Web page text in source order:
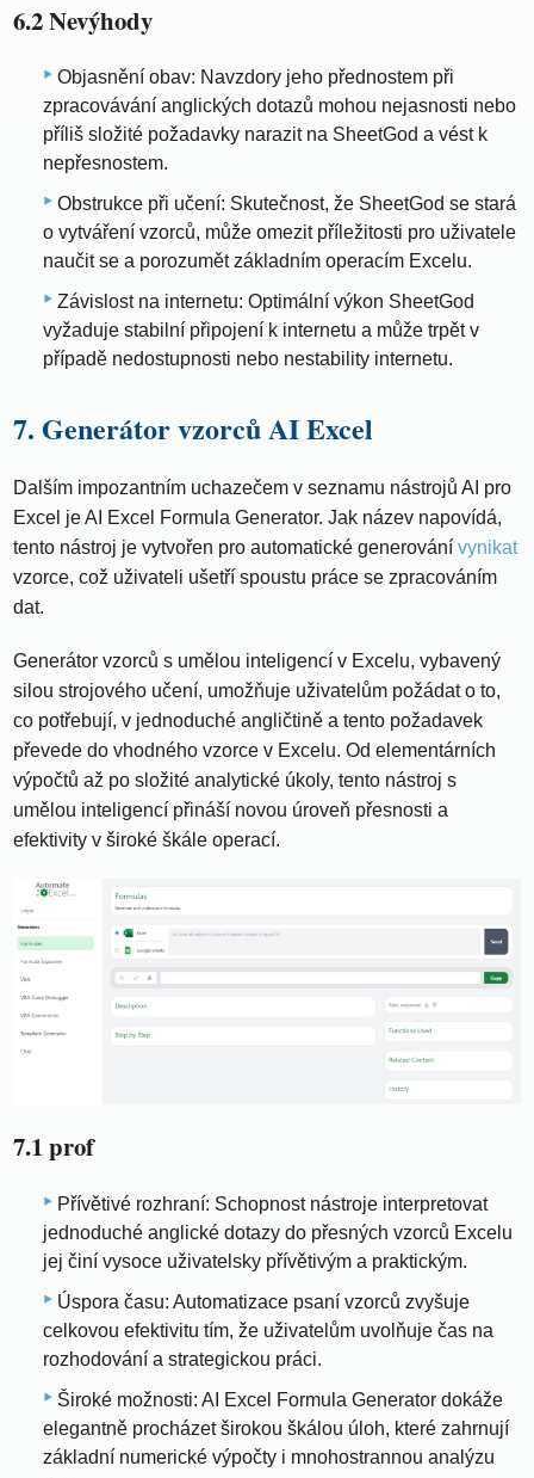
6.2 Nevýhody
Objasnění obav: Navzdory jeho přednostem při
zpracovávání anglických dotazů mohou nejasnosti nebo
příliš složité požadavky narazit na SheetGod a vést k
nepřesnostem.
Obstrukce při učení: Skutečnost, že SheetGod se stará
o vytváření vzorců, může omezit příležitosti pro uživatele
naučit se a porozumět základním operacím Excelu.
Závislost na internetu: Optimální výkon SheetGod
vyžaduje stabilní připojení k internetu a může trpět v
případě nedostupnosti nebo nestability internetu.
7. Generátor vzorců AI Excel
Dalším impozantním uchazečem v seznamu nástrojů AI pro
Excel je AI Excel Formula Generator. Jak název napovídá,
tento nástroj je vytvořen pro automatické generovánívynikat
vzorce, což uživateli ušetří spoustu práce se zpracováním
dat.
Generátor vzorců s umělou inteligencí v Excelu, vybavený
silou strojového učení, umožňuje uživatelům požádat o to,
co potřebují, v jednoduché angličtině a tento požadavek
převede do vhodného vzorce v Excelu. Od elementárních
výpočtů až po složité analytické úkoly, tento nástroj s
umělou inteligencí přináší novou úroveň přesnosti a
efektivity v široké škále operací.
7.1 prof
Přívětivé rozhraní: Schopnost nástroje interpretovat
jednoduché anglické dotazy do přesných vzorců Excelu
jej činí vysoce uživatelsky přívětivým a praktickým.
Úspora času: Automatizace psaní vzorců zvyšuje
celkovou efektivitu tím, že uživatelům uvolňuje čas na
rozhodování a strategickou práci.
Široké možnosti: AI Excel Formula Generator dokáže
elegantně procházet širokou škálou úloh, které zahrnují
základní numerické výpočty i mnohostrannou analýzu